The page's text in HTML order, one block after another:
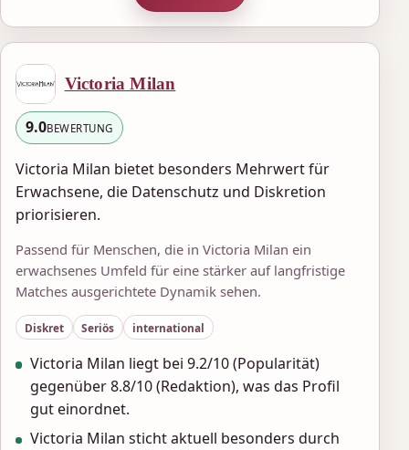
Victoria Milan
9.0BEWERTUNG
Victoria Milan bietet besonders Mehrwert für
Erwachsene, die Datenschutz und Diskretion
priorisieren.
Passend für Menschen, die in Victoria Milan ein
erwachsenes Umfeld für eine stärker auf langfristige
Matches ausgerichtete Dynamik sehen.
Diskret Seriös international
Victoria Milan liegt bei 9.2/10 (Popularität)
gegenüber 8.8/10 (Redaktion), was das Profil
gut einordnet.
Victoria Milan sticht aktuell besonders durch